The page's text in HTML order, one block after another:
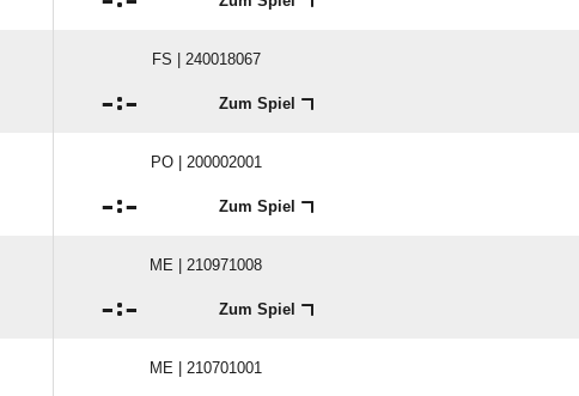
FS | 240018067
: Zum Spiel
PO | 200002001
: Zum Spiel
ME | 210971008
: Zum Spiel
ME | 210701001